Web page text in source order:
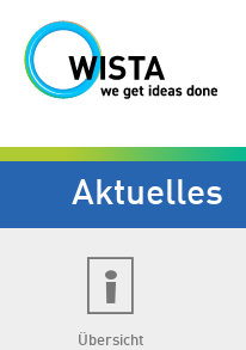
Aktuelles
Übersicht